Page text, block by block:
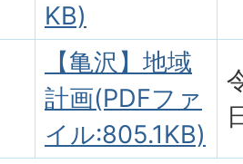
KB)
【亀沢】地域
計画(PDFファ
イル:805.1KB)